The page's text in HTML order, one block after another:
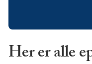
Her er alle